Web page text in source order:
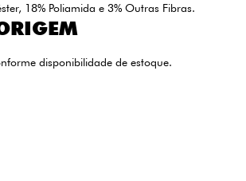
18% Poliamida e 3% Outras Fibras.
disponibilidade de estoque.